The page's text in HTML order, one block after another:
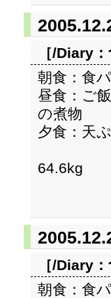
［/Diary：
朝食：食
昼食：ご
の煮物
夕食：天
64.6kg
［/Diary：
朝食：食